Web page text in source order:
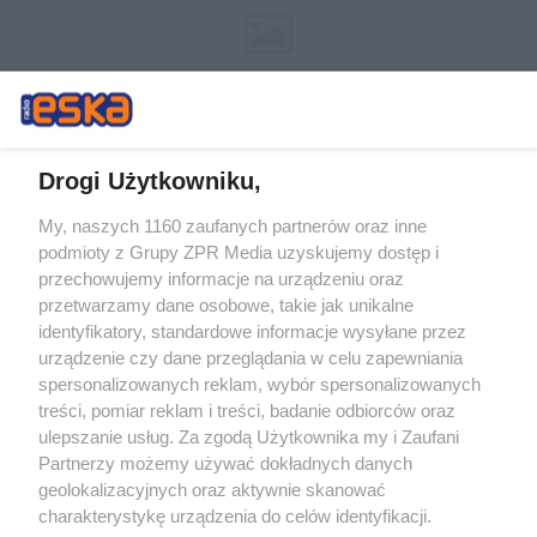
Żaden utwór zamieszczony w serwisie nie może być powielany i
rozpowszechniany lub dalej rozpowszechniany w jakikolwiek sposób (w
tym także elektroniczny lub mechaniczny) na jakimkolwiek polu
eksploatacji w jakiejkolwiek formie, włącznie z umieszczaniem w
Internecie bez pisemnej zgody właściciela praw. Jakiekolwiek użycie lub
wykorzystanie utworów w całości lub w części z naruszeniem prawa,
tzn. bez właściwej zgody, jest zabronione pod groźbą kary i może być
ścigane prawnie.
Drogi Użytkowniku,
My, naszych 1160 zaufanych partnerów oraz inne
podmioty z Grupy ZPR Media uzyskujemy dostęp i
przechowujemy informacje na urządzeniu oraz
przetwarzamy dane osobowe, takie jak unikalne
identyfikatory, standardowe informacje wysyłane przez
urządzenie czy dane przeglądania w celu zapewniania
spersonalizowanych reklam, wybór spersonalizowanych
treści, pomiar reklam i treści, badanie odbiorców oraz
ulepszanie usług. Za zgodą Użytkownika my i Zaufani
Partnerzy możemy używać dokładnych danych
geolokalizacyjnych oraz aktywnie skanować
charakterystykę urządzenia do celów identyfikacji.